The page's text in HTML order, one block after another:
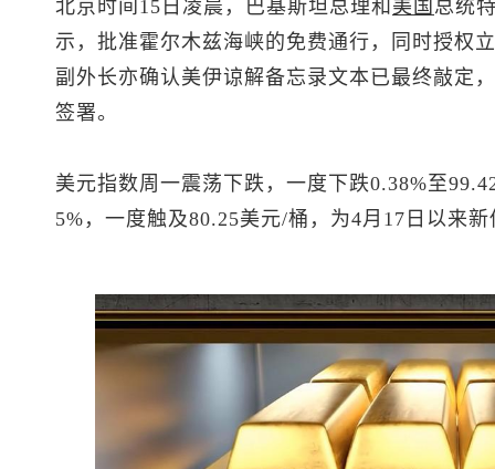
北京时间15日凌晨，巴基斯坦总理和 美国 总统
示，批准霍尔木兹海峡的免费通行，同时授权
副外长亦确认美伊谅解备忘录文本已最终敲定
签署。
美元指数周一震荡下跌，一度下跌0.38%至
5%，一度触及80.25美元/桶，为4月17日以来新